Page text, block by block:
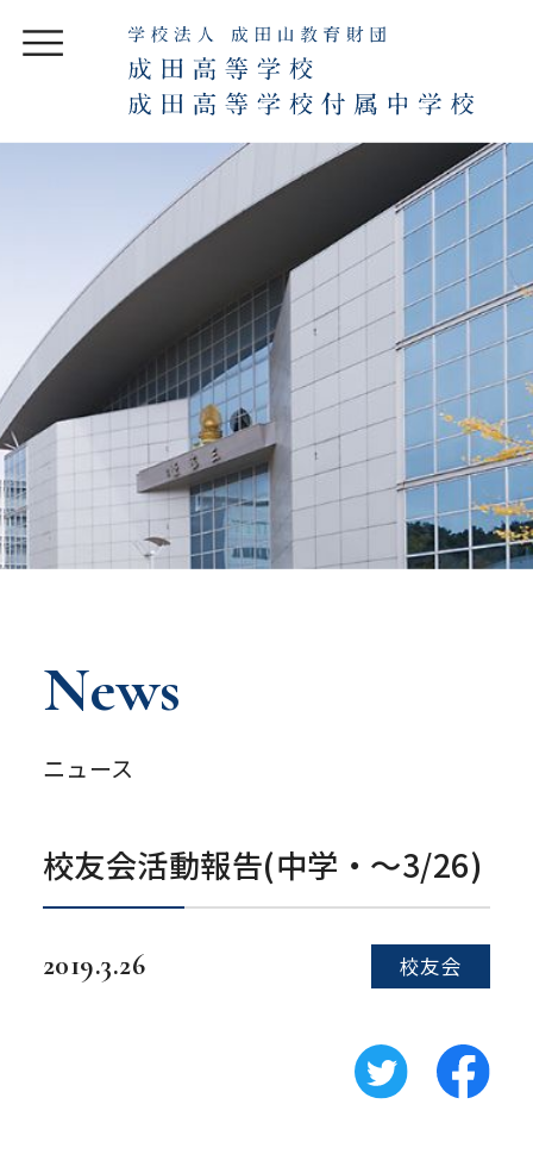
News
ニュース
校友会活動報告(中学・～3/26)
2019.3.26 校友会